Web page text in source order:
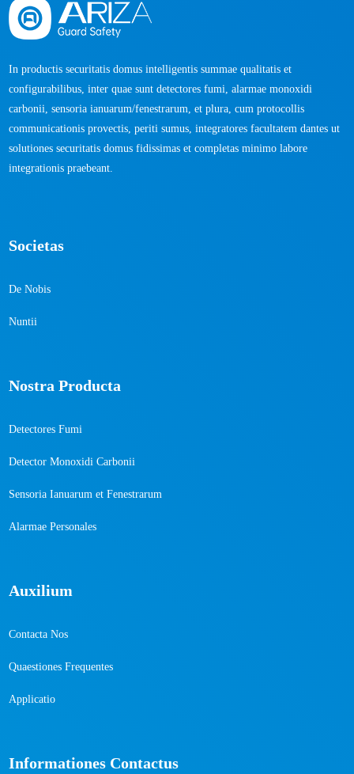
In productis securitatis domus intelligentis summae qualitatis et
configurabilibus, inter quae sunt detectores fumi, alarmae ​​monoxidi
carbonii, sensoria ianuarum/fenestrarum, et plura, cum protocollis
communicationis provectis, periti sumus, integratores facultatem dantes ut
solutiones securitatis domus fidissimas et completas minimo labore
integrationis praebeant.
Societas
De Nobis
Nuntii
Nostra Producta
Detectores Fumi
Detector Monoxidi Carbonii
Sensoria Ianuarum et Fenestrarum
Alarmae ​​Personales
Auxilium
Contacta Nos
Quaestiones Frequentes
Applicatio
Informationes Contactus